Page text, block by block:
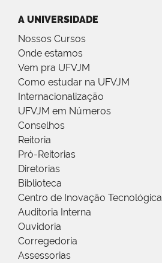
A UNIVERSIDADE
Nossos Cursos
Onde estamos
Vem pra UFVJM
Como estudar na UFVJM
Internacionalização
UFVJM em Números
Conselhos
Reitoria
Pró-Reitorias
Diretorias
Biblioteca
Centro de Inovação Tecnológica
Auditoria Interna
Ouvidoria
Corregedoria
Assessorias